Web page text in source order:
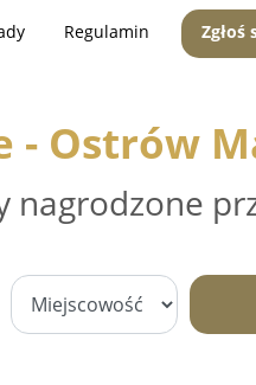
Regulamin Zgłoś
- Ostrów